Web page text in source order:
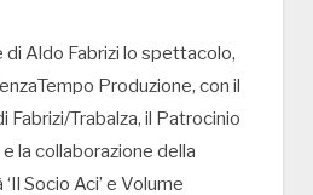
di Aldo Fabrizi lo spettacolo,
Produzione, con il
Trabalza, il Patrocinio
la collaborazione della
Socio Aci’ e Volume